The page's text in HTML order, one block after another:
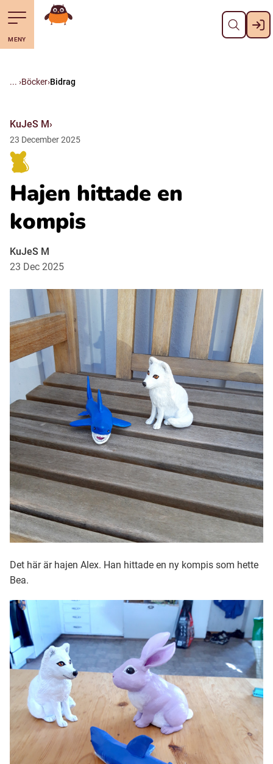
Till navigering av sidans innehåll
Hoppa till sidans huvudinnehåll Stäng
Suomi (Finska)
Åarjelsaemiengïele (Sydsamiska)
Davvisámegiella (Nordsamiska)
Bidumsámegiella (Pitesamiska)
Ubmejesámiengiälla (Umesamiska)
Kaale (Romska)
Arli (Romska)
Resanderomani (Romska)
Kelderash (Romska)
Lovari (Romska)
MENY
Gå till startsidan
Böcker Bidrag
KuJeS M
23 December2025
Hajen hittade en
kompis
KuJeS M
23 Dec 2025
Det här är hajen Alex. Han hittade en ny kompis som hette
Bea.